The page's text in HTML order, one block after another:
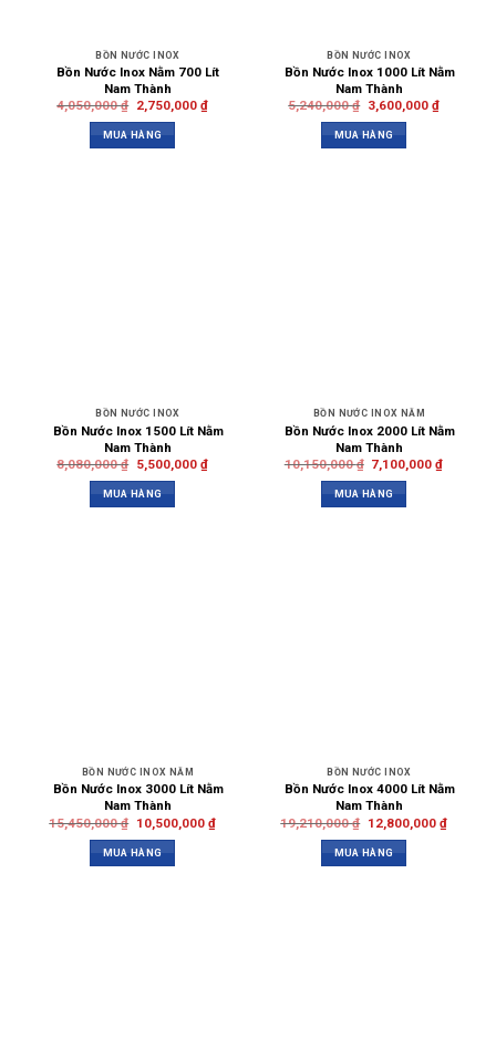
BỒN NƯỚC INOX
Bồn Nước Inox Nằm 700 Lít
Nam Thành
4,050,000₫ 2,750,000 ₫
MUA HÀNG
BỒN NƯỚC INOX
Bồn Nước Inox 1000 Lít Nằm
Nam Thành
5,240,000₫ 3,600,000 ₫
MUA HÀNG
BỒN NƯỚC INOX
Bồn Nước Inox 1500 Lít Nằm
Nam Thành
8,080,000₫ 5,500,000 ₫
MUA HÀNG
BỒN NƯỚC INOX NẰM
Bồn Nước Inox 2000 Lít Nằm
Nam Thành
10,150,000₫ 7,100,000₫
MUA HÀNG
BỒN NƯỚC INOX NẰM
Bồn Nước Inox 3000 Lít Nằm
Nam Thành
15,450,000₫ 10,500,000 ₫
MUA HÀNG
BỒN NƯỚC INOX
Bồn Nước Inox 4000 Lít Nằm
Nam Thành
19,210,000₫ 12,800,000 ₫
MUA HÀNG